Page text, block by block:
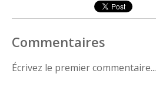
Commentaires
Écrivez le premier commentaire...